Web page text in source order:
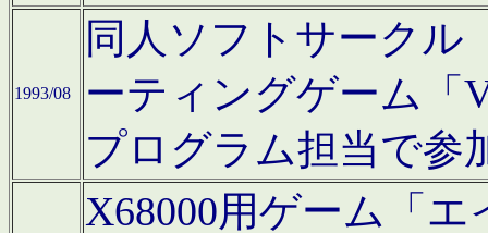
1993/08
同人ソフトサークル
ーティングゲーム「
プログラム担当で参
X68000用ゲーム「